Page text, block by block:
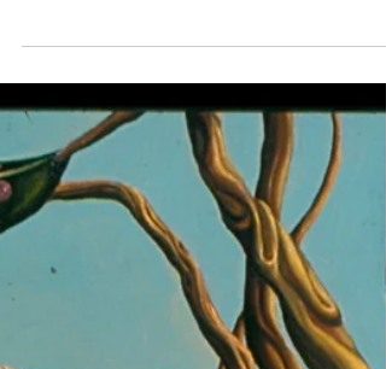
Что Валак, что Валаам…
В последние годы принимаются одна за
антиизраильские резолюции, бойкотируется
продукция страны, нарастают призывы
противников к...